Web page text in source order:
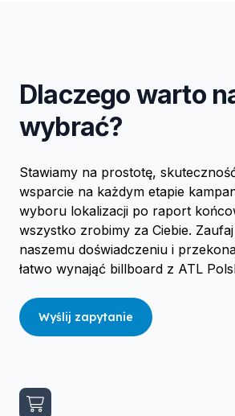
Dlaczego warto
wybrać?
Stawiamy na prostotę,
wsparcie na każdym etapie
wyboru lokalizacji po raport
wszystko zrobimy za Ciebie. Zaufaj
naszemu doświadczeniu i
łatwo wynająć billboard z ATL
Wyślij zapytanie